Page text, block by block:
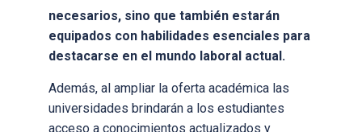
necesarios, sino que también estarán
equipados con habilidades esenciales para
destacarse en el mundo laboral actual.
Además, al ampliar la oferta académica las
universidades brindarán a los estudiantes
acceso a conocimientos actualizados y